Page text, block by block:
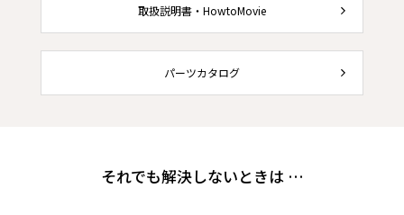
取扱説明書・HowtoMovie
パーツカタログ
それでも解決しないときは …